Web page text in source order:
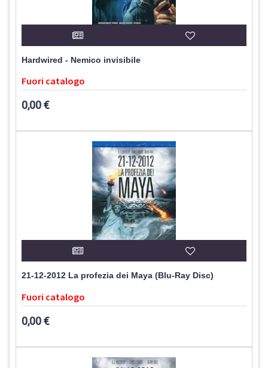
Hardwired - Nemico invisibile
Fuori catalogo
0,00 €
21-12-2012 La profezia dei Maya (Blu-Ray Disc)
Fuori catalogo
0,00 €